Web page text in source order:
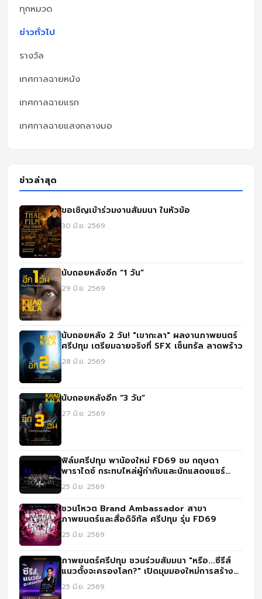
ทุกหมวด
ข่าวทั่วไป
รางวัล
เทศกาลฉายหนัง
เทศกาลฉายแรก
เทศกาลฉายแสงกลางมอ
ข่าวล่าสุด
ขอเชิญเข้าร่วมงานสัมมนา ในหัวข้อ
30 มิ.ย. 2569
นับถอยหลังอีก “1 วัน”
29 มิ.ย. 2569
นับถอยหลัง 2 วัน! "เขากะลา" ผลงานภาพยนตร์
ศรีปทุม เตรียมฉายจริงที่ SFX เซ็นทรัล ลาดพร้าว
28 มิ.ย. 2569
นับถอยหลังอีก “3 วัน”
27 มิ.ย. 2569
ฟิล์มศรีปทุม พาน้องใหม่ FD69 ชม กฤษดา
พาราไดซ์ กระทบไหล่ผู้กำกับและนักแสดงแชร์
ประสบการณ์จริง
25 มิ.ย. 2569
ชวนโหวต Brand Ambassador สาขา
ภาพยนตร์และสื่อดิจิทัล ศรีปทุม รุ่น FD69
25 มิ.ย. 2569
ภาพยนตร์ศรีปทุม ชวนร่วมสัมมนา "หรือ...ซีรีส์
แนวตั้งจะครองโลก?" เปิดมุมมองใหม่การสร้าง
คอนเทนต์ยุคดิจิทัล
25 มิ.ย. 2569